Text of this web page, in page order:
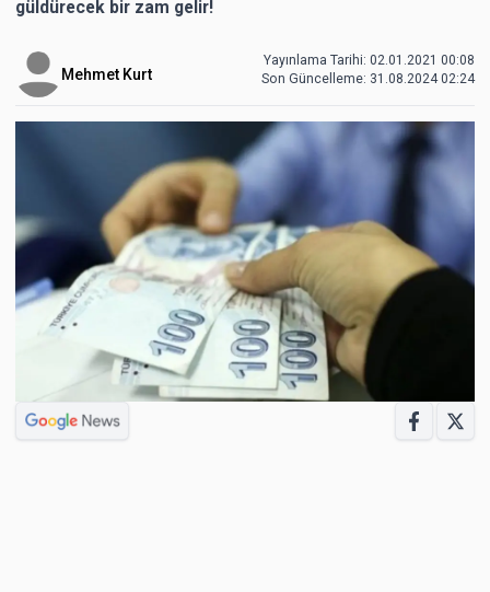
güldürecek bir zam gelir!
Mehmet Kurt
Yayınlama Tarihi: 02.01.2021 00:08
Son Güncelleme: 31.08.2024 02:24